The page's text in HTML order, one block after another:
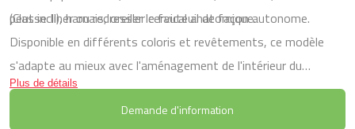
peut incliner ou redresser le fauteuil de façon autonome.
(Classe II), harnais, oreiller cervical anatomique.
Disponible en différents coloris et revêtements, ce modèle
s'adapte au mieux avec l'aménagement de l'intérieur du
patient. Différentes tailles et coloris (tissus chiné gris, velours
chocolat, PVC/ PU cacao).
Plus de détails
Demande d'information